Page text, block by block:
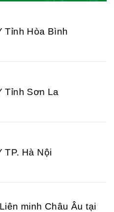
Tỉnh Hòa Bình
Tỉnh Sơn La
TP. Hà Nội
minh Châu Âu tại